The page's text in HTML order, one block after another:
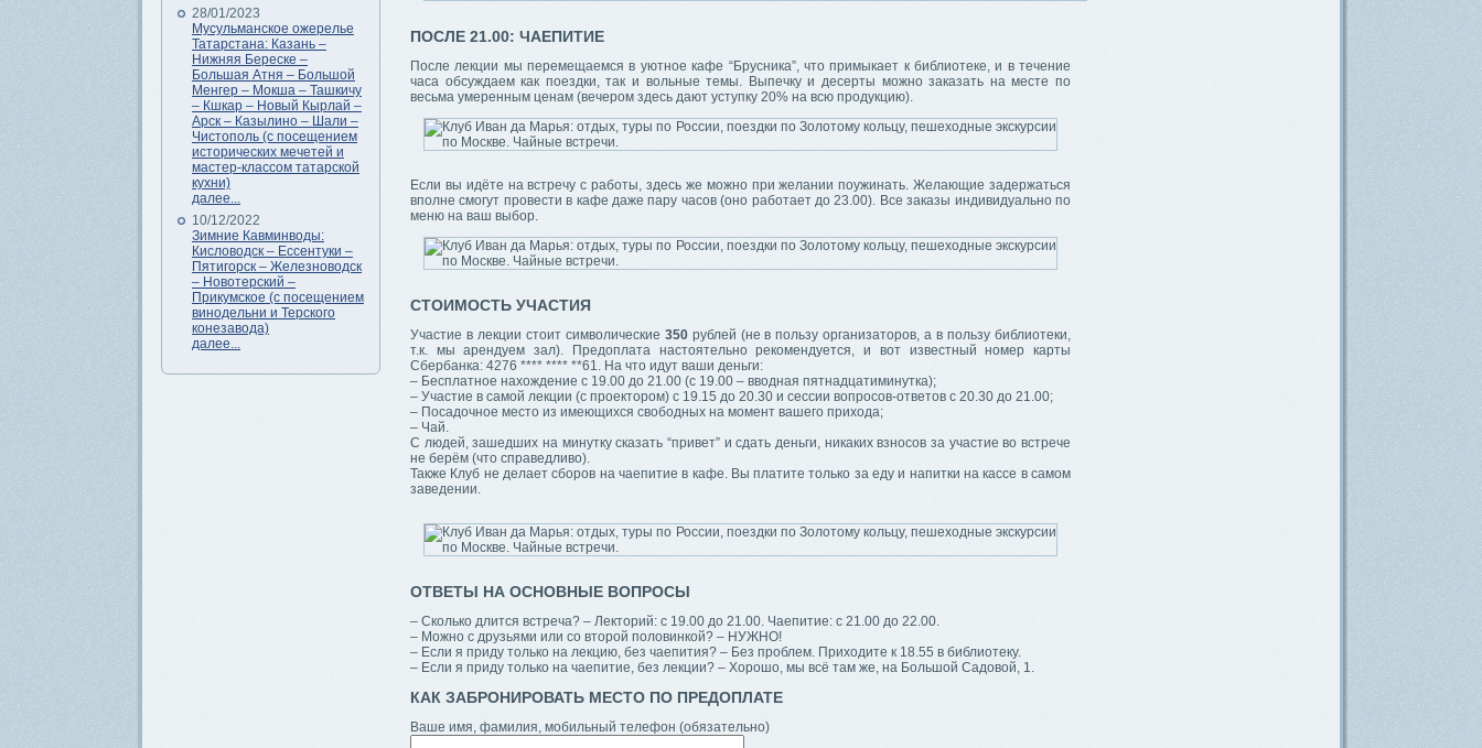
28/01/2023
Мусульманское ожерелье
Татарстана: Казань –
Нижняя Береске –
Большая Атня – Большой
Менгер – Мокша – Ташкичу
– Кшкар – Новый Кырлай –
Арск – Казылино – Шали –
Чистополь (с посещением
исторических мечетей и
мастер-классом татарской
кухни)
далее...
10/12/2022
Зимние Кавминводы:
Кисловодск – Ессентуки –
Пятигорск – Железноводск
– Новотерский –
Прикумское (с посещением
винодельни и Терского
конезавода)
далее...
ПОСЛЕ 21.00: ЧАЕПИТИЕ
После лекции мы перемещаемся в уютное кафе “Брусника”, что примыкает к библиотеке, и в течение
часа обсуждаем как поездки, так и вольные темы. Выпечку и десерты можно заказать на месте по
весьма умеренным ценам (вечером здесь дают уступку 20% на всю продукцию).
Если вы идёте на встречу с работы, здесь же можно при желании поужинать. Желающие задержаться
вполне смогут провести в кафе даже пару часов (оно работает до 23.00). Все заказы индивидуально по
меню на ваш выбор.
СТОИМОСТЬ УЧАСТИЯ
Участие в лекции стоит символические 350рублей (не в пользу организаторов, а в пользу библиотеки,
т.к. мы арендуем зал). Предоплата настоятельно рекомендуется, и вот известный номер карты
Сбербанка: 4276 **** **** **61. На что идут ваши деньги:
– Бесплатное нахождение с 19.00 до 21.00 (с 19.00 – вводная пятнадцатиминутка);
– Участие в самой лекции (с проектором) с 19.15 до 20.30 и сессии вопросов-ответов с 20.30 до 21.00;
– Посадочное место из имеющихся свободных на момент вашего прихода;
– Чай.
С людей, зашедших на минутку сказать “привет” и сдать деньги, никаких взносов за участие во встрече
не берём (что справедливо).
Также Клуб не делает сборов на чаепитие в кафе. Вы платите только за еду и напитки на кассе в самом
заведении.
ОТВЕТЫ НА ОСНОВНЫЕ ВОПРОСЫ
– Сколько длится встреча? – Лекторий: с 19.00 до 21.00. Чаепитие: с 21.00 до 22.00.
– Можно с друзьями или со второй половинкой? – НУЖНО!
– Если я приду только на лекцию, без чаепития? – Без проблем. Приходите к 18.55 в библиотеку.
– Если я приду только на чаепитие, без лекции? – Хорошо, мы всё там же, на Большой Садовой, 1.
КАК ЗАБРОНИРОВАТЬ МЕСТО ПО ПРЕДОПЛАТЕ
Ваше имя, фамилия, мобильный телефон (обязательно)